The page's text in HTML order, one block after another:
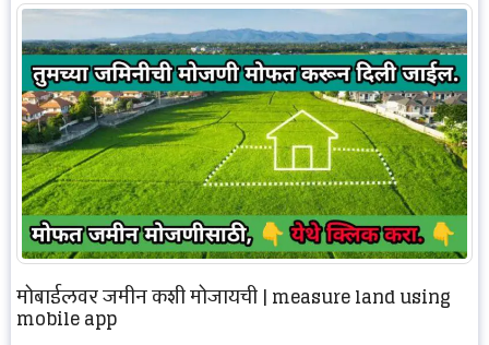
मोबाईलवर जमीन कशी मोजायची | measure land using
mobile app